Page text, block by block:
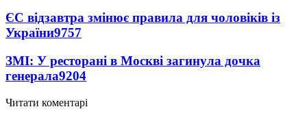
ЄС відзавтра змінює правила для чоловіків із
України9757
ЗМІ: У ресторані в Москві загинула дочка
генерала9204
Читати коментарі